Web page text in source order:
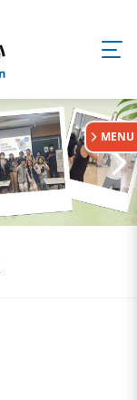
MENU